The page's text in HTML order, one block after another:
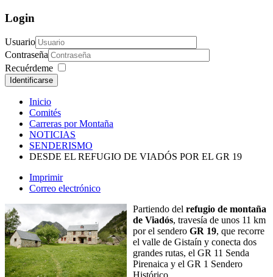
Login
Usuario
Contraseña
Recuérdeme
Identificarse
Inicio
Comités
Carreras por Montaña
NOTICIAS
SENDERISMO
DESDE EL REFUGIO DE VIADÓS POR EL GR 19
Imprimir
Correo electrónico
Partiendo del refugio de montaña
de Viadós, travesía de unos 11 km
por el sendero GR 19, que recorre
el valle de Gistaín y conecta dos
grandes rutas, el GR 11 Senda
Pirenaica y el GR 1 Sendero